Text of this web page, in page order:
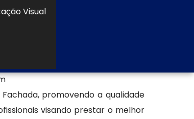
Visual
Fachada, promovendo a qualidade
visando prestar o melhor